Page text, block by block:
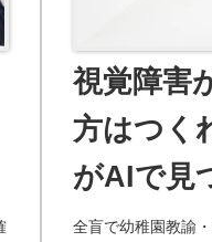
視覚障害
方はつく
がAIで見
ゲーター
全盲で幼稚園教諭